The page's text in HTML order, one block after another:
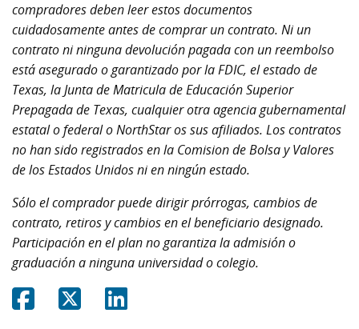
compradores deben leer estos documentos
cuidadosamente antes de comprar un contrato. Ni un
contrato ni ninguna devolución pagada con un reembolso
está asegurado o garantizado por la FDIC, el estado de
Texas, la Junta de Matricula de Educación Superior
Prepagada de Texas, cualquier otra agencia gubernamental
estatal o federal o NorthStar os sus afiliados. Los contratos
no han sido registrados en la Comision de Bolsa y Valores
de los Estados Unidos ni en ningún estado.
Sólo el comprador puede dirigir prórrogas, cambios de
contrato, retiros y cambios en el beneficiario designado.
Participación en el plan no garantiza la admisión o
graduación a ninguna universidad o colegio.
Share on Facebook
Share on Twitter